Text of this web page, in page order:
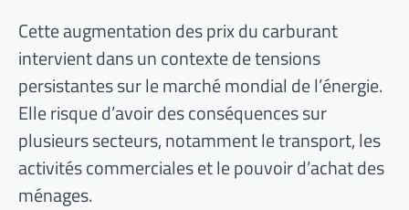
Cette augmentation des prix du carburant
intervient dans un contexte de tensions
persistantes sur le marché mondial de l’énergie.
Elle risque d’avoir des conséquences sur
plusieurs secteurs, notamment le transport, les
activités commerciales et le pouvoir d’achat des
ménages.